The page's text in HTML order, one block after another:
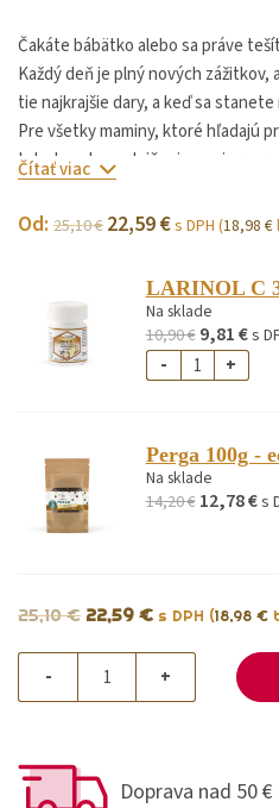
Čakáte bábätko alebo sa práve
Každý deň je plný nových zážitkov,
tie najkrajšie dary, a keď sa
Pre všetky maminy, ktoré hľadajú
tehotenstva a dojčenia –
Čítať viac
Od: 25,10€ 22,59€s DPH (18,98 €
LARINOL C
Na sklade
10,90€ 9,81€s
- +
Perga 100g -
Na sklade
14,20€ 12,78€s
25,10€ 22,59 € s DPH (18,98 €
- +
Doprava nad 50